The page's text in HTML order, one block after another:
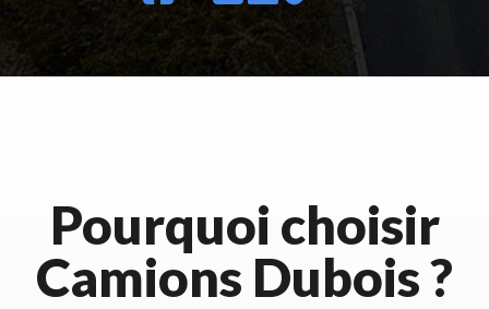
Pourquoi choisir
Camions Dubois ?